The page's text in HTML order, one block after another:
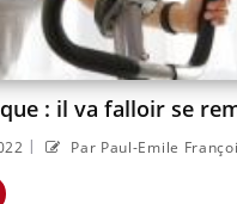
: il va falloir se
| Par Paul-Emile